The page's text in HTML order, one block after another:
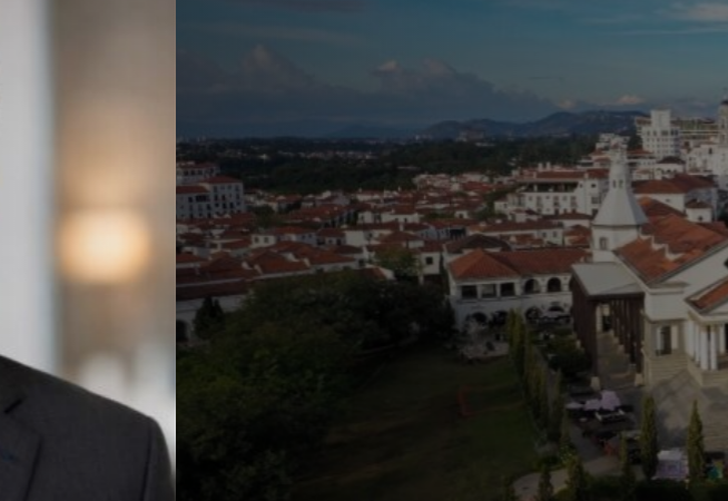
Axis Communications y
Guatemala crean una
ciudad inteligente
REDACCIÓN LATAM